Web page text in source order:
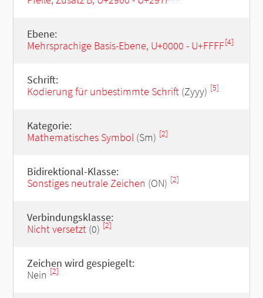
Ebene:
Mehrsprachige Basis-Ebene, U+0000 - U+FFFF[4]
Schrift:
Kodierung für unbestimmte Schrift(Zyyy) [5]
Kategorie:
Mathematisches Symbol(Sm) [2]
Bidirektional-Klasse:
Sonstiges neutrale Zeichen (ON) [2]
Verbindungsklasse:
Nicht versetzt(0) [2]
Zeichen wird gespiegelt:
Nein [2]